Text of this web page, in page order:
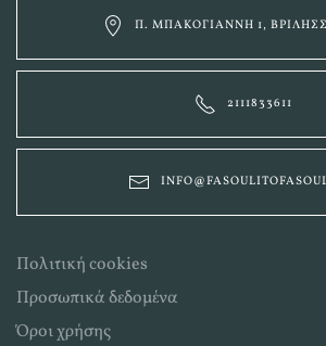
Π. ΜΠΑΚΟΓΙΆΝΝΗ 1,
2111833611
Πολιτική cookies
Προσωπικά δεδομένα
Όροι χρήσης